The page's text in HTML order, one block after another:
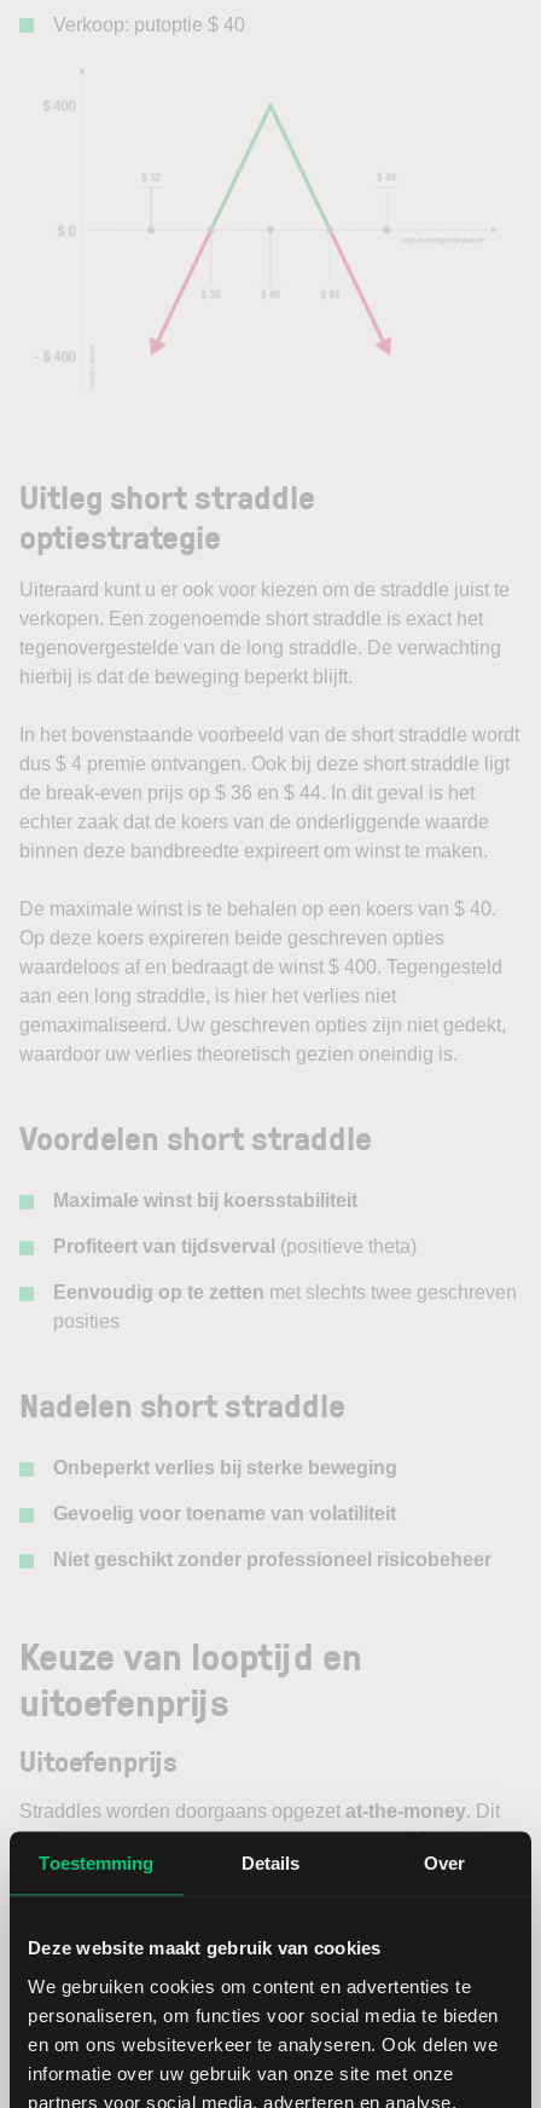
Toestemming Details Over
Deze website maakt gebruik van cookies
We gebruiken cookies om content en advertenties te
personaliseren, om functies voor social media te bieden
en om ons websiteverkeer te analyseren. Ook delen we
informatie over uw gebruik van onze site met onze
partners voor social media, adverteren en analyse.
Verkoop: putoptie $ 40
Uitleg short straddle
optiestrategie
Uiteraard kunt u er ook voor kiezen om de straddle juist te
verkopen. Een zogenoemde short straddle is exact het
tegenovergestelde van de long straddle. De verwachting
hierbij is dat de beweging beperkt blijft.
In het bovenstaande voorbeeld van de short straddle wordt
dus $ 4 premie ontvangen. Ook bij deze short straddle ligt
de break-even prijs op $ 36 en $ 44. In dit geval is het
echter zaak dat de koers van de onderliggende waarde
binnen deze bandbreedte expireert om winst te maken.
De maximale winst is te behalen op een koers van $ 40.
Op deze koers expireren beide geschreven opties
waardeloos af en bedraagt de winst $ 400. Tegengesteld
aan een long straddle, is hier het verlies niet
gemaximaliseerd. Uw geschreven opties zijn niet gedekt,
waardoor uw verlies theoretisch gezien oneindig is.
Voordelen short straddle
Maximale winst bij koersstabiliteit
Profiteert van tijdsverval (positieve theta)
Eenvoudig op te zetten met slechts twee geschreven
posities
Nadelen short straddle
Onbeperkt verlies bij sterke beweging
Gevoelig voor toename van volatiliteit
Niet geschikt zonder professioneel risicobeheer
Keuze van looptijd en
uitoefenprijs
Uitoefenprijs
Straddles worden doorgaans opgezet at-the-money. Dit
optiesintrinsieke waarde
ontwikkelt. Voor short straddles
is het belangrijk dat uitoefenprijzen goed worden
Looptijd
hebben een hogere theta (meer
tijdsverval) en hogere gamma (snellere koersreactie).